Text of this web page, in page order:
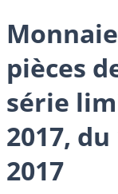
pièces
série
2017,
2017